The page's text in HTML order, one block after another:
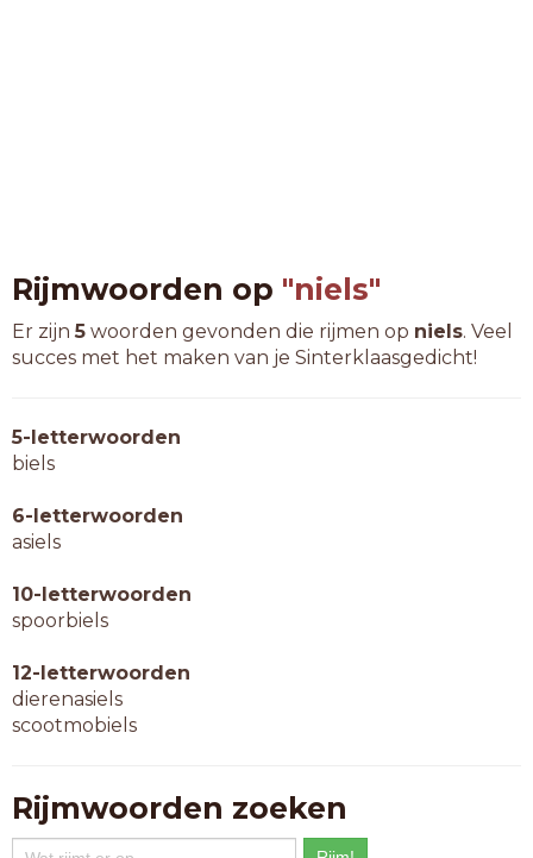
Rijmwoorden op "niels"
Er zijn5 woorden gevonden die rijmen op niels. Veel
succes met het maken van je Sinterklaasgedicht!
5-letterwoorden
biels
6-letterwoorden
asiels
10-letterwoorden
spoorbiels
12-letterwoorden
dierenasiels
scootmobiels
Rijmwoorden zoeken